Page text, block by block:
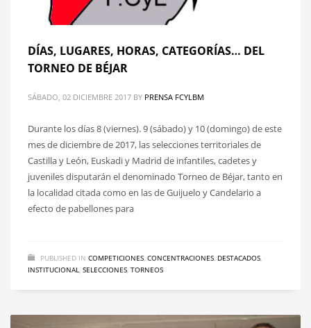
DÍAS, LUGARES, HORAS, CATEGORÍAS… DEL
TORNEO DE BÉJAR
SÁBADO, 02 DICIEMBRE 2017 BY PRENSA FCYLBM
Durante los días 8 (viernes). 9 (sábado) y 10 (domingo) de este
mes de diciembre de 2017, las selecciones territoriales de
Castilla y León, Euskadi y Madrid de infantiles, cadetes y
juveniles disputarán el denominado Torneo de Béjar, tanto en
la localidad citada como en las de Guijuelo y Candelario a
efecto de pabellones para
PUBLISHED IN COMPETICIONES CONCENTRACIONES DESTACADOS
INSTITUCIONAL SELECCIONES TORNEOS